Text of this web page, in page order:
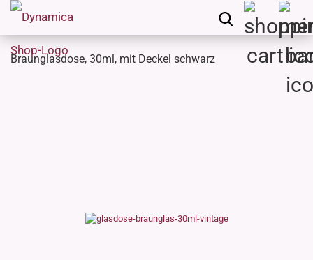
Braunglasdose, 30ml, mit Deckel schwarz